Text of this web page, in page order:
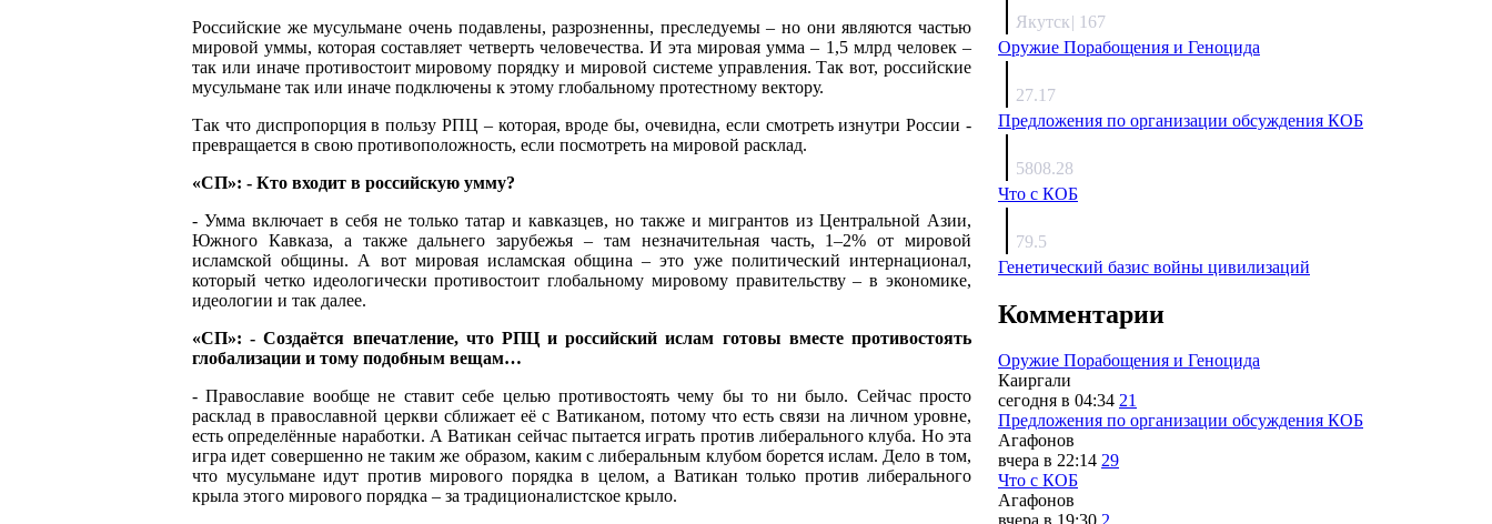
Российские же мусульмане очень подавлены, разрозненны, преследуемы – но они являются частью
мировой уммы, которая составляет четверть человечества. И эта мировая умма – 1,5 млрд человек –
так или иначе противостоит мировому порядку и мировой системе управления. Так вот, российские
мусульмане так или иначе подключены к этому глобальному протестному вектору.
Так что диспропорция в пользу РПЦ – которая, вроде бы, очевидна, если смотреть изнутри России -
превращается в свою противоположность, если посмотреть на мировой расклад.
«СП»: - Кто входит в российскую умму?
- Умма включает в себя не только татар и кавказцев, но также и мигрантов из Центральной Азии,
Южного Кавказа, а также дальнего зарубежья – там незначительная часть, 1–2% от мировой
исламской общины. А вот мировая исламская община – это уже политический интернационал,
который четко идеологически противостоит глобальному мировому правительству – в экономике,
идеологии и так далее.
«СП»: - Создаётся впечатление, что РПЦ и российский ислам готовы вместе противостоять
глобализации и тому подобным вещам…
- Православие вообще не ставит себе целью противостоять чему бы то ни было. Сейчас просто
расклад в православной церкви сближает её с Ватиканом, потому что есть связи на личном уровне,
есть определённые наработки. А Ватикан сейчас пытается играть против либерального клуба. Но эта
игра идет совершенно не таким же образом, каким с либеральным клубом борется ислам. Дело в том,
что мусульмане идут против мирового порядка в целом, а Ватикан только против либерального
крыла этого мирового порядка – за традиционалистское крыло.
Якутск| 167
Оружие Порабощения и Геноцида
27.17
Предложения по организации обсуждения КОБ
5808.28
Что с КОБ
79.5
Генетический базис войны цивилизаций
Комментарии
Оружие Порабощения и Геноцида
Каиргали
сегодня в 04:34 21
Предложения по организации обсуждения КОБ
Агафонов
вчера в 22:14 29
Что с КОБ
Агафонов